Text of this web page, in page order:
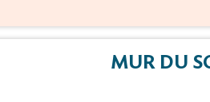
le 22 juillet
MUR DU